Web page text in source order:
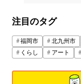
注目のタグ
福岡市 北九州市
くらし
アート